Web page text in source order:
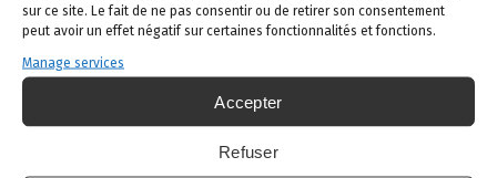
sur ce site. Le fait de ne pas consentir ou de retirer son consentement
peut avoir un effet négatif sur certaines fonctionnalités et fonctions.
Manage services
Accepter
Refuser
que le traitement.
Espèces de rongeurs en